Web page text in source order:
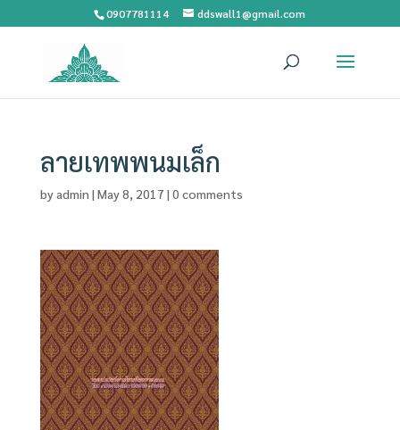
0907781114 ddswall1@gmail.com
ลายเทพพนมเล็ก
byadmin | May 8, 2017 | 0 comments